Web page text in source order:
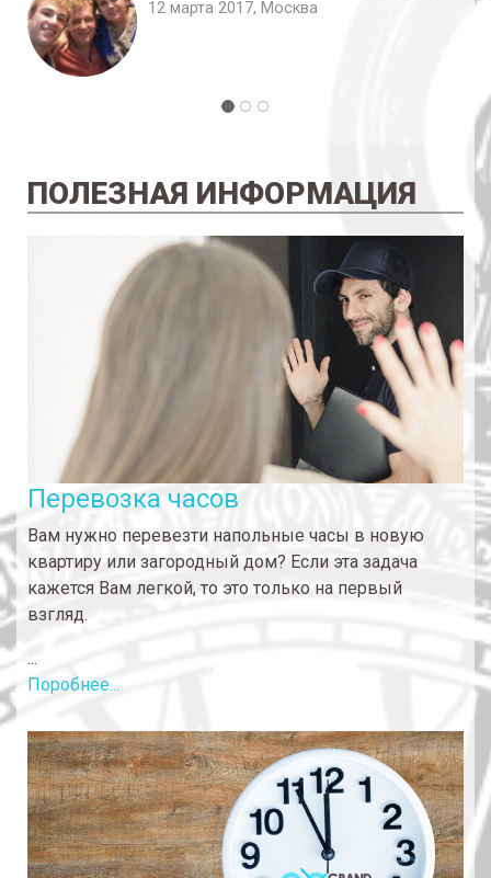
12 марта 2017, Москва
ПОЛЕЗНАЯ ИНФОРМАЦИЯ
Перевозка часов
Вам нужно перевезти напольные часы в новую
квартиру или загородный дом? Если эта задача
кажется Вам легкой, то это только на первый
взгляд.
...
Поробнее...